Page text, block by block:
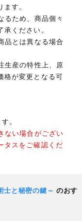
す。
るため、商品個々
ください。
品とは異なる場合
生産の特性上、原
格が変更となる可
。
ない場合がござい
タスをご確認くだ
士と秘密の鍵～ のおす